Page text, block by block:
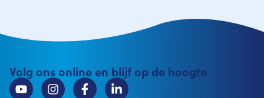
Volg ons online en blijf op de hoogte